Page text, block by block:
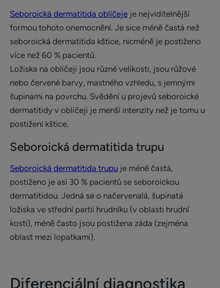
Seboroická dermatitida obličeje je nejviditelnější
formou tohoto onemocnění. Je sice méně častá než
seboroická dermatitida kštice, nicméně je postiženo
více než 60 % pacientů.
Ložiska na obličeji jsou různé velikosti, jsou růžové
nebo červené barvy, mastného vzhledu, s jemnými
šupinami na povrchu. Svědění u projevů seboroické
dermatitidy v obličeji je menší intenzity než je tomu u
postižení kštice.
Seboroická dermatitida trupu
Seboroická dermatitida trupu je méně častá,
postiženo je asi 30 % pacientů se seboroickou
dermatitidou. Jedná se o načervenalá, šupinatá
ložiska ve střední partii hrudníku (v oblasti hrudní
kosti), méně často jsou postižena záda (zejména
oblast mezi lopatkami).
Diferenciální diagnostika